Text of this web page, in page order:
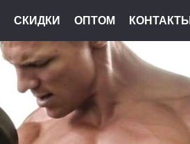
СКИДКИ ОПТОМ КОНТАКТЫ